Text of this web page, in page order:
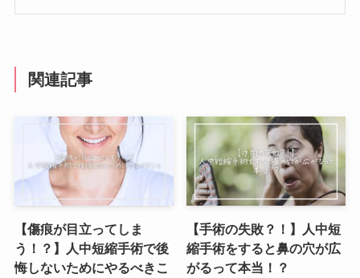
関連記事
【傷痕が目立ってしま
う！？】人中短縮手術で後
悔しないためにやるべきこ
【手術の失敗？！】人中短
縮手術をすると鼻の穴が広
がるって本当！？